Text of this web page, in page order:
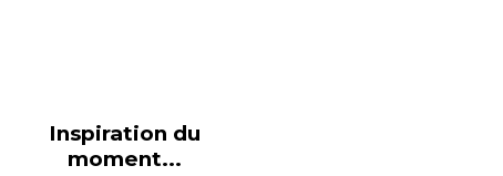
Inspiration du
moment...